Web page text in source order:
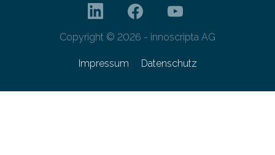
Copyright © 2026 - innoscripta AG
Impressum Datenschutz